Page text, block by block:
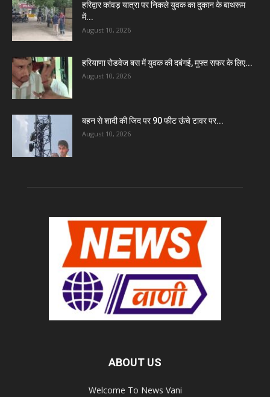
हरिद्वार कांवड़ यात्रा पर निकले युवक का दुकान के बाथरूम
में...
August 10, 2026
हरियाणा रोडवेज बस में युवक की दबंगई, मुफ्त सफर के लिए...
August 10, 2026
बहन से शादी की जिद पर 90 फीट ऊंचे टावर पर...
August 10, 2026
ABOUT US
Welcome To News Vani